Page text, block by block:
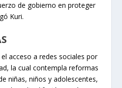
de gobierno en proteger
Kuri.
acceso a redes sociales por
la cual contempla reformas
niñas, niños y adolescentes,